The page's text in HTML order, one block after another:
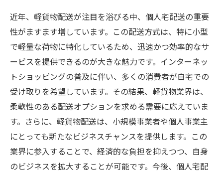
近年、軽貨物配送が注目を浴びる中、個人宅配送の重要
性がますます増しています。この配送方式は、特に小型
で軽量な荷物に特化しているため、迅速かつ効率的なサ
ービスを提供できるのが大きな魅力です。インターネッ
トショッピングの普及に伴い、多くの消費者が自宅での
受け取りを希望しています。その結果、軽貨物業界は、
柔軟性のある配送オプションを求める需要に応えていま
す。さらに、軽貨物配送は、小規模事業者や個人事業主
にとっても新たなビジネスチャンスを提供します。この
業界に参入することで、経済的な負担を抑えつつ、自身
のビジネスを拡大することが可能です。今後、個人宅配